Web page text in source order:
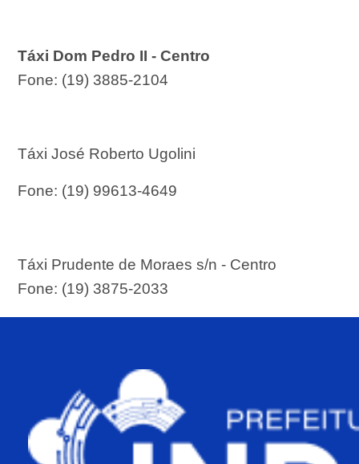
Táxi Dom Pedro II - Centro
Fone: (19) 3885-2104
Táxi José Roberto Ugolini
Fone: (19) 99613-4649
Táxi Prudente de Moraes s/n - Centro
Fone: (19) 3875-2033